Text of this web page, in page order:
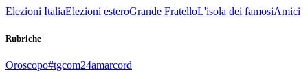
Elezioni ItaliaElezioni esteroGrande FratelloL'isola dei famosiAmici
Rubriche
Oroscopo#tgcom24amarcord